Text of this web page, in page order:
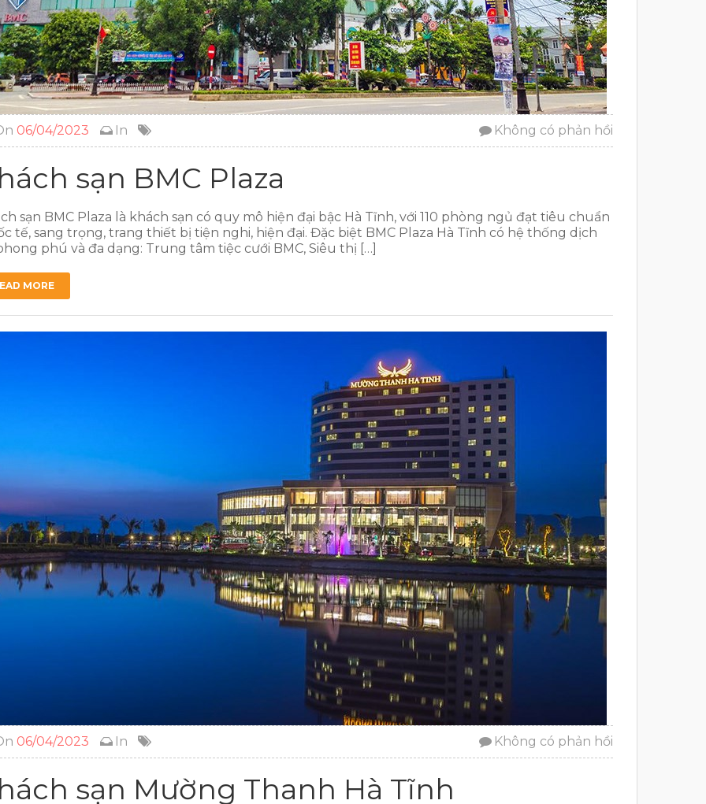
06/04/2023 In Không có phản hồi
sạn BMC Plaza
sạn BMC Plaza là khách sạn có quy mô hiện đại bậc Hà Tĩnh, với 110 phòng ngủ đạt tiêu chuẩn
tế, sang trọng, trang thiết bị tiện nghi, hiện đại. Đặc biệt BMC Plaza Hà Tĩnh có hệ thống dịch
phú và đa dạng: Trung tâm tiệc cưới BMC, Siêu thị […]
MORE
06/04/2023 In Không có phản hồi
sạn Mường Thanh Hà Tĩnh